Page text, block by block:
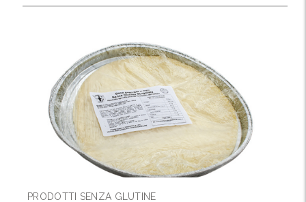
PRODOTTI SENZA GLUTINE